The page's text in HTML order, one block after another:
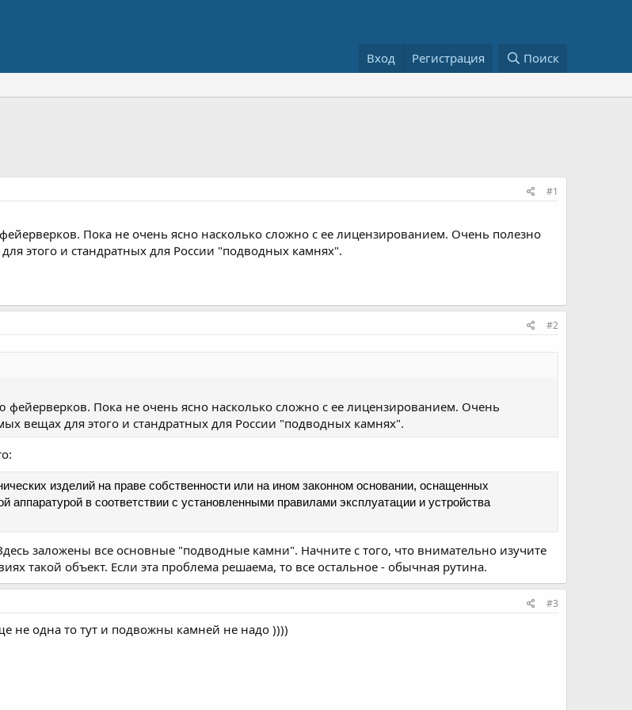
Вход Регистрация Поиск
#1
Пока не очень ясно насколько сложно с ее лицензированием. Очень полезно
этого и стандратных для России "подводных камнях".
#2
фейерверков. Пока не очень ясно насколько сложно с ее лицензированием. Очень
вещах для этого и стандратных для России "подводных камнях".
изделий на праве собственности или на ином законном основании, оснащенных
аппаратурой в соответствии с установленными правилами эксплуатации и устройства
заложены все основные "подводные камни". Начните с того, что внимательно изучите
такой объект. Если эта проблема решаема, то все остальное - обычная рутина.
#3
не одна то тут и подвожны камней не надо ))))